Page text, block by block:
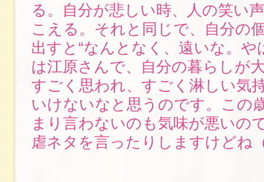
る。自分が悲しい時、人の笑い
こえる。それと同じで、自分の
出すと“なんとなく、遠いな。や
は江原さんで、自分の暮らしが
すごく思われ、すごく淋しい気
いけないなと思うのです。この
まり言わないのも気味が悪いの
虐ネタを言ったりしますけどね